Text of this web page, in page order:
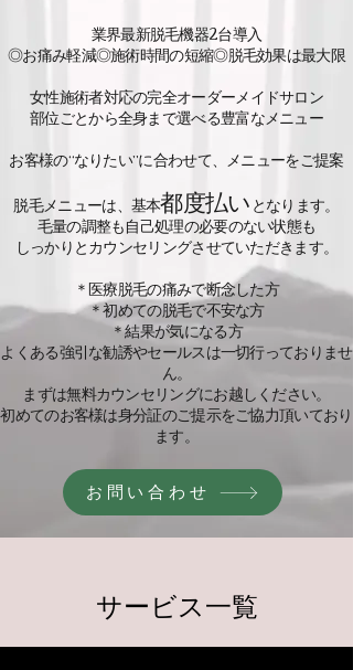
業界最新脱毛機器2台導入
◎お痛み軽減◎施術時間の短縮◎脱毛効果は最大限
女性施術者対応の完全オーダーメイドサロン
部位ごとから全身まで選べる豊富なメニュー
お客様の“なりたい”に合わせて、メニューをご提案
脱毛メニューは、基本都度払いとなります。
毛量の調整も自己処理の必要のない状態も
しっかりとカウンセリングさせていただきます。
＊医療脱毛の痛みで断念した方
＊初めての脱毛で不安な方
＊結果が気になる方
よくある強引な勧誘やセールスは一切行っておりませ
ん。
まずは無料カウンセリングにお越しください。
初めてのお客様は身分証のご提示をご協力頂いており
ます。
お問い合わせ
サービス一覧